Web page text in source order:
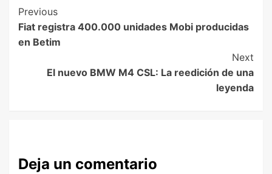
Previous
Fiat registra 400.000 unidades Mobi producidas
en Betim
Next
El nuevo BMW M4 CSL: La reedición de una
leyenda
Deja un comentario